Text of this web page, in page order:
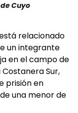
Cuyo
relacionado
un integrante
en el campo de
Sur,
prisión en
una menor de